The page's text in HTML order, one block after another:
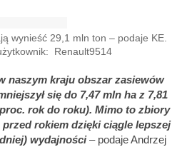
wynieść 29,1 mln ton – podaje KE.
Renault9514
naszym kraju obszar zasiewów
się do 7,47 mln ha z 7,81
rok do roku). Mimo to zbiory
rokiem dzięki ciągle lepszej
wydajności – podaje Andrzej